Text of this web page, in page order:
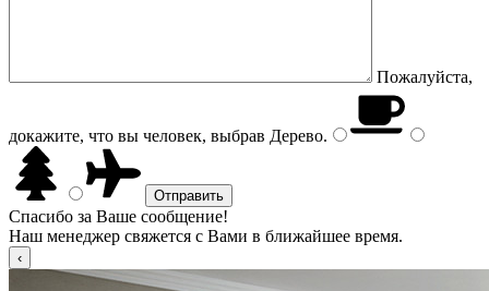
Пожалуйста,
докажите, что вы человек, выбрав Дерево.
Спасибо за Ваше сообщение!
Наш менеджер свяжется с Вами в ближайшее время.